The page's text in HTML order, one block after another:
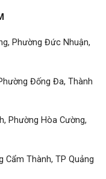
Phường Đức Nhuận,
Đống Đa, Thành
Phường Hòa Cường,
Cẩm Thành, TP Quảng